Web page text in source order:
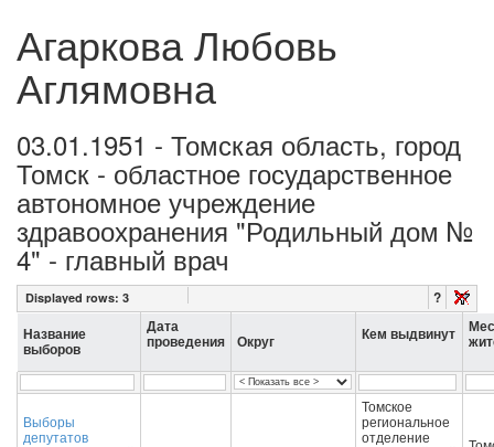
Агаркова Любовь
Аглямовна
03.01.1951 - Томская область, город
Томск - областное государственное
автономное учреждение
здравоохранения "Родильный дом №
4" - главный врач
Displayed rows: 3 ?
Название
выборов
Дата
проведения
Округ Кем выдвинут
Выборы
депутатов
Томское
региональное
отделение